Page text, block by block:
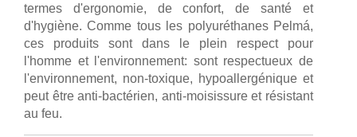
termes d'ergonomie, de confort, de santé et
d'hygiène. Comme tous les polyuréthanes Pelmá,
ces produits sont dans le plein respect pour
l'homme et l'environnement: sont respectueux de
l'environnement, non-toxique, hypoallergénique et
peut être anti-bactérien, anti-moisissure et résistant
au feu.